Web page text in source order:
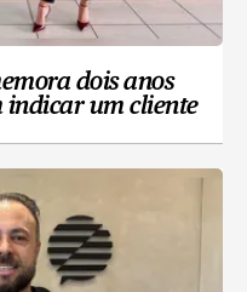
dois anos
indicar um cliente